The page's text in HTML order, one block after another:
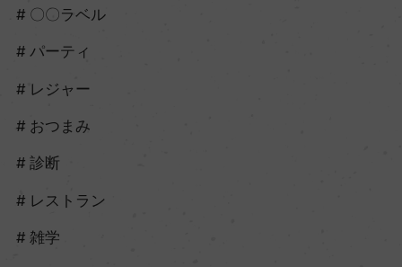
〇〇ラベル
パーティ
レジャー
おつまみ
診断
レストラン
雑学